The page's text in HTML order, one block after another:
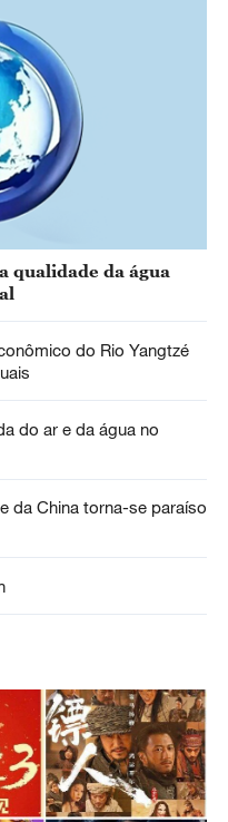
qualidade da água
do Rio Yangtzé
do ar e da água no
da China torna-se paraíso